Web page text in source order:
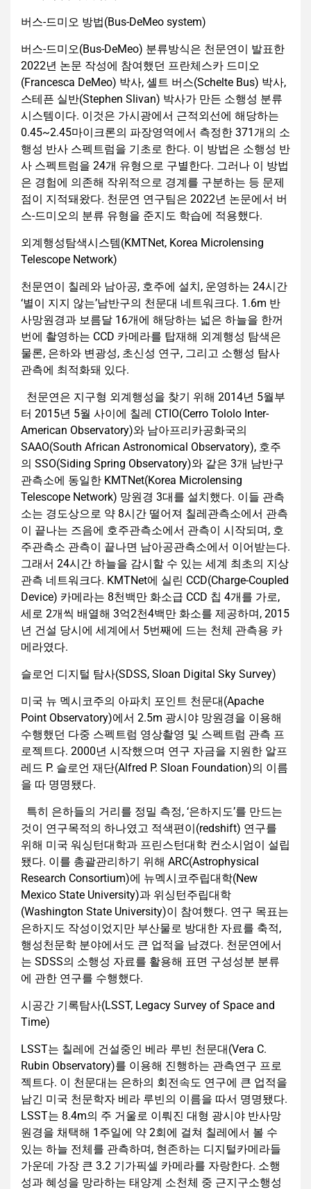
버스-드미오 방법(Bus-DeMeo system)
버스-드미오(Bus-DeMeo) 분류방식은 천문연이 발표한
2022년 논문 작성에 참여했던 프란체스카 드미오
(Francesca DeMeo) 박사, 셸트 버스(Schelte Bus) 박사,
스테픈 실반(Stephen Slivan) 박사가 만든 소행성 분류
시스템이다. 이것은 가시광에서 근적외선에 해당하는
0.45~2.45마이크론의 파장영역에서 측정한 371개의 소
행성 반사 스펙트럼을 기초로 한다. 이 방법은 소행성 반
사 스펙트럼을 24개 유형으로 구별한다. 그러나 이 방법
은 경험에 의존해 작위적으로 경계를 구분하는 등 문제
점이 지적돼왔다. 천문연 연구팀은 2022년 논문에서 버
스-드미오의 분류 유형을 준지도 학습에 적용했다.
외계행성탐색시스템(KMTNet, Korea Microlensing
Telescope Network)
천문연이 칠레와 남아공, 호주에 설치, 운영하는 24시간
‘별이 지지 않는’남반구의 천문대 네트워크다. 1.6m 반
사망원경과 보름달 16개에 해당하는 넓은 하늘을 한꺼
번에 촬영하는 CCD 카메라를 탑재해 외계행성 탐색은
물론, 은하와 변광성, 초신성 연구, 그리고 소행성 탐사
관측에 최적화돼 있다.
천문연은 지구형 외계행성을 찾기 위해 2014년 5월부
터 2015년 5월 사이에 칠레 CTIO(Cerro Tololo Inter-
American Observatory)와 남아프리카공화국의
SAAO(South African Astronomical Observatory), 호주
의 SSO(Siding Spring Observatory)와 같은 3개 남반구
관측소에 동일한 KMTNet(Korea Microlensing
Telescope Network) 망원경 3대를 설치했다. 이들 관측
소는 경도상으로 약 8시간 떨어져 칠레관측소에서 관측
이 끝나는 즈음에 호주관측소에서 관측이 시작되며, 호
주관측소 관측이 끝나면 남아공관측소에서 이어받는다.
그래서 24시간 하늘을 감시할 수 있는 세계 최초의 지상
관측 네트워크다. KMTNet에 실린 CCD(Charge-Coupled
Device) 카메라는 8천백만 화소급 CCD 칩 4개를 가로,
세로 2개씩 배열해 3억2천4백만 화소를 제공하며, 2015
년 건설 당시에 세계에서 5번째에 드는 천체 관측용 카
메라였다.
슬로언 디지털 탐사(SDSS, Sloan Digital Sky Survey)
미국 뉴 멕시코주의 아파치 포인트 천문대(Apache
Point Observatory)에서 2.5m 광시야 망원경을 이용해
수행했던 다중 스펙트럼 영상촬영 및 스펙트럼 관측 프
로젝트다. 2000년 시작했으며 연구 자금을 지원한 알프
레드 P. 슬로언 재단(Alfred P. Sloan Foundation)의 이름
을 따 명명됐다.
특히 은하들의 거리를 정밀 측정, ‘은하지도’를 만드는
것이 연구목적의 하나였고 적색편이(redshift) 연구를
위해 미국 워싱턴대학과 프린스턴대학 컨소시엄이 설립
됐다. 이를 총괄관리하기 위해 ARC(Astrophysical
Research Consortium)에 뉴멕시코주립대학(New
Mexico State University)과 위싱턴주립대학
(Washington State University)이 참여했다. 연구 목표는
은하지도 작성이었지만 부산물로 방대한 자료를 축적,
행성천문학 분야에서도 큰 업적을 남겼다. 천문연에서
는 SDSS의 소행성 자료를 활용해 표면 구성성분 분류
에 관한 연구를 수행했다.
시공간 기록탐사(LSST, Legacy Survey of Space and
Time)
LSST는 칠레에 건설중인 베라 루빈 천문대(Vera C.
Rubin Observatory)를 이용해 진행하는 관측연구 프로
젝트다. 이 천문대는 은하의 회전속도 연구에 큰 업적을
남긴 미국 천문학자 베라 루빈의 이름을 따서 명명됐다.
LSST는 8.4m의 주 거울로 이뤄진 대형 광시야 반사망
원경을 채택해 1주일에 약 2회에 걸쳐 칠레에서 볼 수
있는 하늘 전체를 관측하며, 현존하는 디지털카메라들
가운데 가장 큰 3.2 기가픽셀 카메라를 자랑한다. 소행
성과 혜성을 망라하는 태양계 소천체 중 근지구소행성